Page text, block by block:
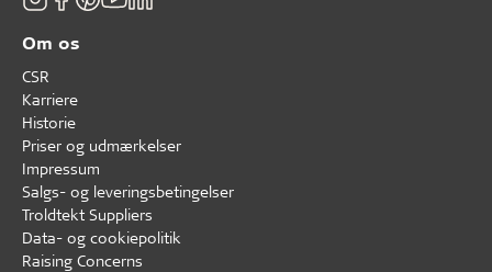
Om os
CSR
Karriere
Historie
Priser og udmærkelser
Impressum
Salgs- og leveringsbetingelser
Troldtekt Suppliers
Data- og cookiepolitik
Raising Concerns